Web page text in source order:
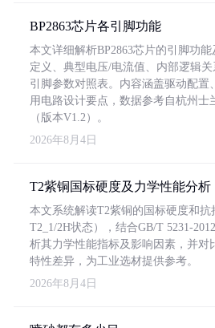
BP2863芯片各引脚功能
本文详细解析BP2863芯片的引脚功
定义、典型电压/电流值、内部逻辑
引脚参数对照表。内容涵盖驱动配置
用电路设计要点，数据参考自杭州士
（版本V1.2）。
2026年8月4日
T2紫铜国标硬度及力学性能分析
本文系统解读T2紫铜的国标硬度和抗
T2_1/2H状态），结合GB/T 5231-
析其力学性能指标及影响因素，并对
特性差异，为工业选材提供参考。
2026年8月4日